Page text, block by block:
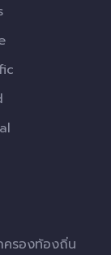
ครองท้องถิ่น